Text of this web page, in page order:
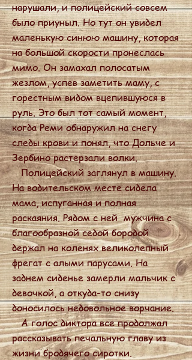
нарушали, и полицейский совсем
было приуныл. Но тут он увидел
маленькую синюю машину, которая
на большой скорости пронеслась
мимо. Он замахал полосатым
жезлом, успев заметить маму, с
горестным видом вцепившуюся в
руль. Это был тот самый момент,
когда Реми обнаружил на снегу
следы крови и понял, что Дольче и
Зербино растерзали волки.
Полицейский заглянул в машину.
На водительском месте сидела
мама, испуганная и полная
раскаяния. Рядом с ней мужчина с
благообразной седой бородой
держал на коленях великолепный
фрегат с алыми парусами. На
заднем сиденье замерли мальчик с
девочкой, а откуда-то снизу
доносилось недовольное ворчание.
А голос диктора все продолжал
рассказывать печальную главу из
жизни бродячего сиротки.